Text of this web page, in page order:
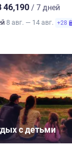
46,190 / 7 дней
8 авг. — 14 авг. +28
с детьми